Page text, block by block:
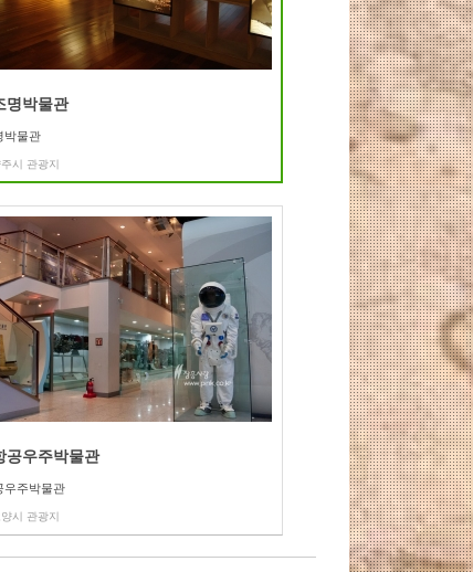
명박물관
박물관
시 관광지
공우주박물관
우주박물관
시 관광지